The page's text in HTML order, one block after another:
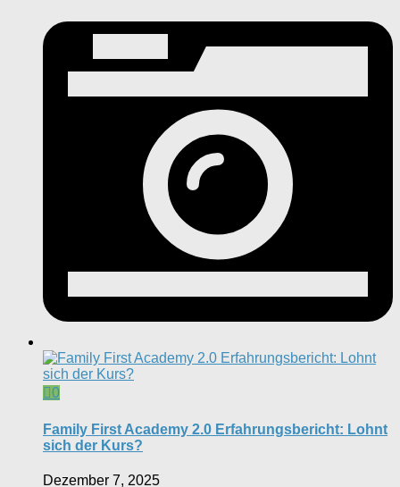
0
Family First Academy 2.0 Erfahrungsbericht: Lohnt
sich der Kurs?
Dezember 7, 2025